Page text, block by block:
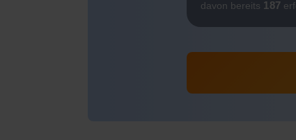
davon bereits 187